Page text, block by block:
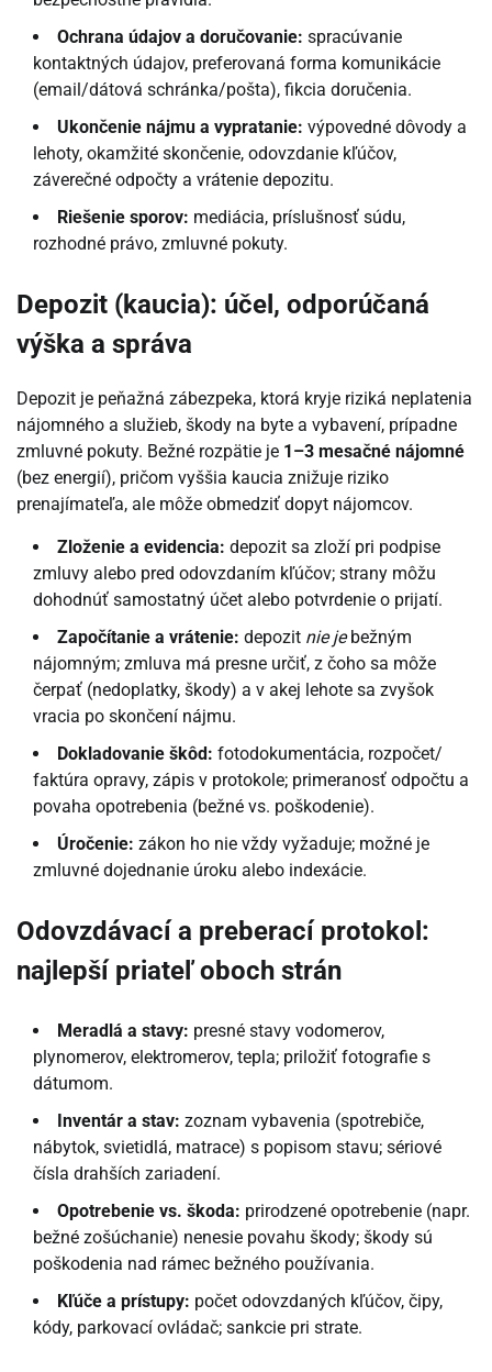
Ochrana údajov a doručovanie: spracúvanie
kontaktných údajov, preferovaná forma komunikácie
(email/dátová schránka/pošta), fikcia doručenia.
Ukončenie nájmu a vypratanie: výpovedné dôvody a
lehoty, okamžité skončenie, odovzdanie kľúčov,
záverečné odpočty a vrátenie depozitu.
Riešenie sporov: mediácia, príslušnosť súdu,
rozhodné právo, zmluvné pokuty.
Depozit (kaucia): účel, odporúčaná
výška a správa
Depozit je peňažná zábezpeka, ktorá kryje riziká neplatenia
nájomného a služieb, škody na byte a vybavení, prípadne
zmluvné pokuty. Bežné rozpätie je 1–3 mesačné nájomné
(bez energií), pričom vyššia kaucia znižuje riziko
prenajímateľa, ale môže obmedziť dopyt nájomcov.
Zloženie a evidencia: depozit sa zloží pri podpise
zmluvy alebo pred odovzdaním kľúčov; strany môžu
dohodnúť samostatný účet alebo potvrdenie o prijatí.
Započítanie a vrátenie: depozit nie jebežným
nájomným; zmluva má presne určiť, z čoho sa môže
čerpať (nedoplatky, škody) a v akej lehote sa zvyšok
vracia po skončení nájmu.
Dokladovanie škôd: fotodokumentácia, rozpočet/
faktúra opravy, zápis v protokole; primeranosť odpočtu a
povaha opotrebenia (bežné vs. poškodenie).
Úročenie: zákon ho nie vždy vyžaduje; možné je
zmluvné dojednanie úroku alebo indexácie.
Odovzdávací a preberací protokol:
najlepší priateľ oboch strán
Meradlá a stavy: presné stavy vodomerov,
plynomerov, elektromerov, tepla; priložiť fotografie s
dátumom.
Inventár a stav: zoznam vybavenia (spotrebiče,
nábytok, svietidlá, matrace) s popisom stavu; sériové
čísla drahších zariadení.
Opotrebenie vs. škoda: prirodzené opotrebenie (napr.
bežné zošúchanie) nenesie povahu škody; škody sú
poškodenia nad rámec bežného používania.
Kľúče a prístupy: počet odovzdaných kľúčov, čipy,
kódy, parkovací ovládač; sankcie pri strate.